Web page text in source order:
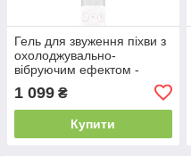
Гель для звуження піхви з
охолоджувально-
вібруючим ефектом -
Tightening Serum (50 мл)
1 099 ₴
Купити